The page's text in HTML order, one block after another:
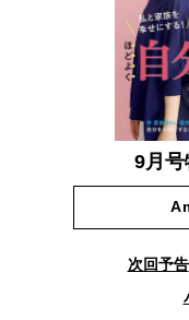
9月号
次回予告